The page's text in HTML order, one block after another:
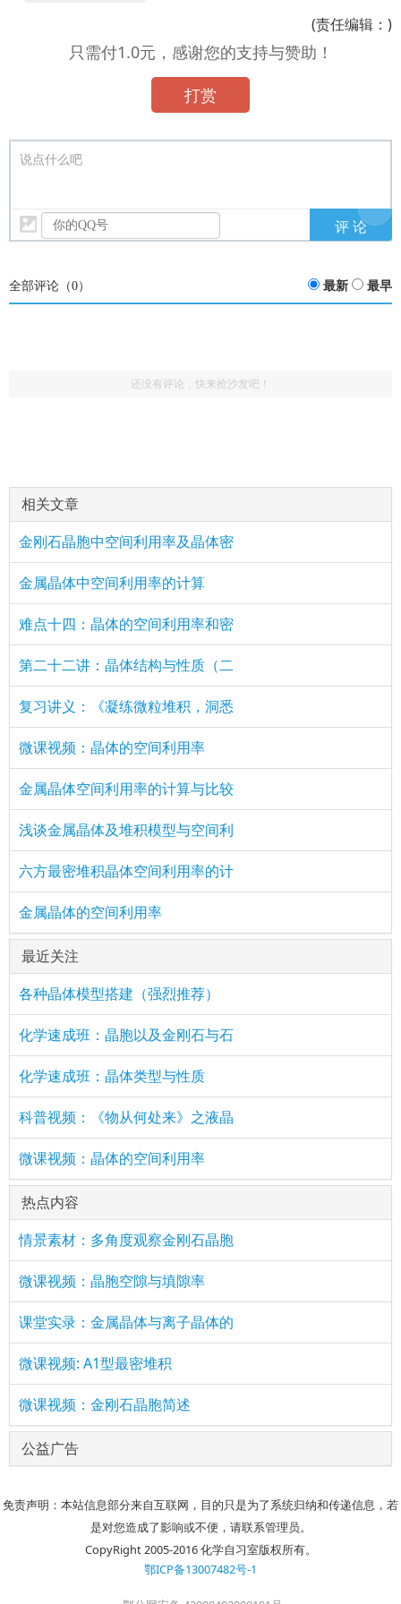
(责任编辑：)
只需付1.0元，感谢您的支持与赞助！
打赏
说点什么吧
全部评论（0） 最新 最早
还没有评论，快来抢沙发吧！
相关文章
金刚石晶胞中空间利用率及晶体密
金属晶体中空间利用率的计算
难点十四：晶体的空间利用率和密
第二十二讲：晶体结构与性质（二
复习讲义：《凝练微粒堆积，洞悉
微课视频：晶体的空间利用率
金属晶体空间利用率的计算与比较
浅谈金属晶体及堆积模型与空间利
六方最密堆积晶体空间利用率的计
金属晶体的空间利用率
最近关注
各种晶体模型搭建（强烈推荐）
化学速成班：晶胞以及金刚石与石
化学速成班：晶体类型与性质
科普视频：《物从何处来》之液晶
微课视频：晶体的空间利用率
热点内容
情景素材：多角度观察金刚石晶胞
微课视频：晶胞空隙与填隙率
课堂实录：金属晶体与离子晶体的
微课视频: A1型最密堆积
微课视频：金刚石晶胞简述
公益广告
免责声明：本站信息部分来自互联网，目的只是为了系统归纳和传递信息，若
是对您造成了影响或不便，请联系管理员。
CopyRight 2005-2016 化学自习室版权所有。
鄂ICP备13007482号-1